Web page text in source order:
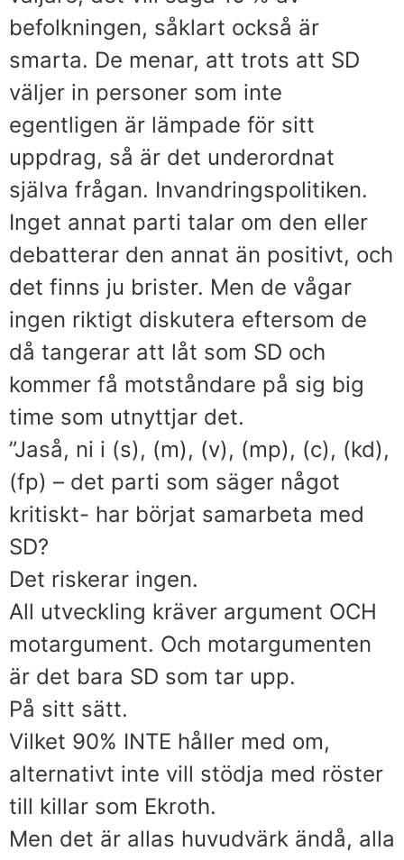
befolkningen, såklart också är
smarta. De menar, att trots att SD
väljer in personer som inte
egentligen är lämpade för sitt
uppdrag, så är det underordnat
själva frågan. Invandringspolitiken.
Inget annat parti talar om den eller
debatterar den annat än positivt, och
det finns ju brister. Men de vågar
ingen riktigt diskutera eftersom de
då tangerar att låt som SD och
kommer få motståndare på sig big
time som utnyttjar det.
”Jaså, ni i (s), (m), (v), (mp), (c), (kd),
(fp) – det parti som säger något
kritiskt- har börjat samarbeta med
SD?
Det riskerar ingen.
All utveckling kräver argument OCH
motargument. Och motargumenten
är det bara SD som tar upp.
På sitt sätt.
Vilket 90% INTE håller med om,
alternativt inte vill stödja med röster
till killar som Ekroth.
Men det är allas huvudvärk ändå, alla